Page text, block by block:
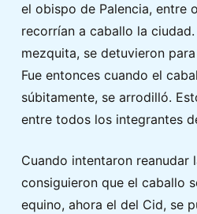
el obispo de Palencia, entre
recorrían a caballo la
mezquita, se detuvieron
Fue entonces cuando el
súbitamente, se arrodilló.
entre todos los integrantes
Cuando intentaron reanudar
consiguieron que el caballo
equino, ahora el del Cid, se